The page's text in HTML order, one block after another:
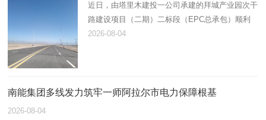
近日，由塔里木建投一公司承建的拜城产业园次干
路建设项目（二期）二标段（EPC总承包）顺利
通过竣工验收，标志着该工程全部建设任务圆满完
2026-08-04
南能集团多线发力筑牢一师阿拉尔市电力保障根基
2026-08-04